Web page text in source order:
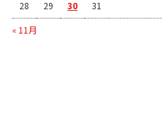
« 11月
28 29 30 31